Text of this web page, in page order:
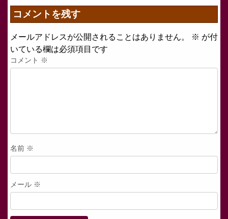
コメントを残す
メールアドレスが公開されることはありません。 ※ が付
いている欄は必須項目です
コメント ※
名前 ※
メール ※